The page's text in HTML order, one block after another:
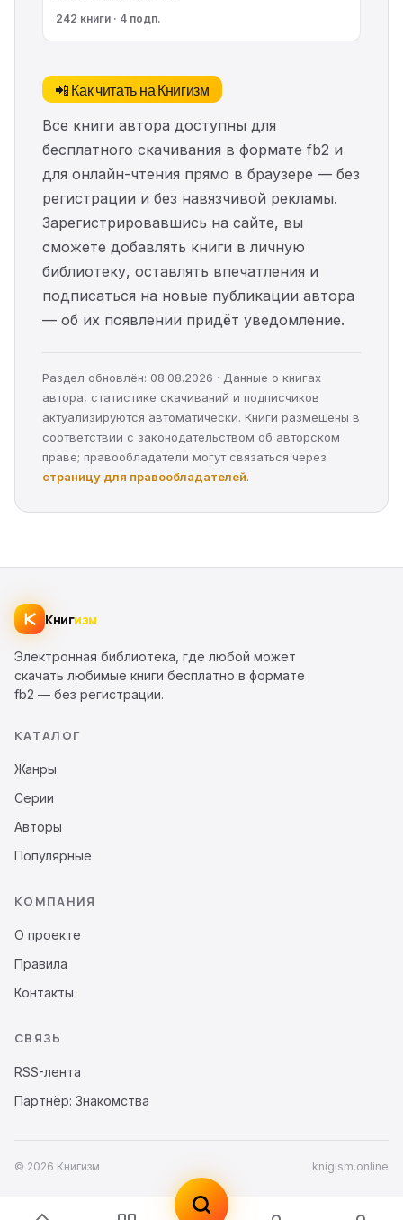
242 книги · 4 подп.
📲 Как читать на Книгизм
Все книги автора доступны для
бесплатного скачивания в формате fb2 и
для онлайн-чтения прямо в браузере — без
регистрации и без навязчивой рекламы.
Зарегистрировавшись на сайте, вы
сможете добавлять книги в личную
библиотеку, оставлять впечатления и
подписаться на новые публикации автора
— об их появлении придёт уведомление.
Раздел обновлён: 08.08.2026 · Данные о книгах
автора, статистике скачиваний и подписчиков
актуализируются автоматически. Книги размещены в
соответствии с законодательством об авторском
праве; правообладатели могут связаться через
страницу для правообладателей.
Книгизм
Электронная библиотека, где любой может
скачать любимые книги бесплатно в формате
fb2 — без регистрации.
КАТАЛОГ
Жанры
Серии
Авторы
Популярные
КОМПАНИЯ
О проекте
Правила
Контакты
СВЯЗЬ
RSS-лента
Партнёр: Знакомства
© 2026 Книгизм knigism.online